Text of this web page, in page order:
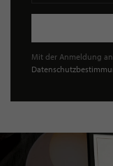
Mit der Anmeldung